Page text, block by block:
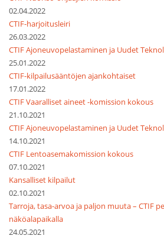
02.04.2022
CTIF-harjoitusleiri
26.03.2022
CTIF Ajoneuvopelastaminen ja Uudet
25.01.2022
CTIF-kilpailusääntöjen ajankohtaiset
17.01.2022
CTIF Vaaralliset aineet -komission kokous
21.10.2021
CTIF Ajoneuvopelastaminen ja Uudet
14.10.2021
CTIF Lentoasemakomission kokous
07.10.2021
Kansalliset kilpailut
02.10.2021
Tarroja, tasa-arvoa ja paljon muuta – CTIF
näköalapaikalla
24.05.2021